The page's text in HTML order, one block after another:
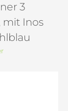
3
mit Inos